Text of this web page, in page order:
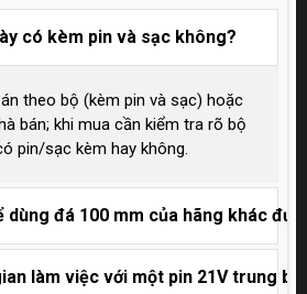
có kèm pin và sạc không?
theo bộ (kèm pin và sạc) hoặc
bán; khi mua cần kiểm tra rõ bộ
pin/sạc kèm hay không.
dùng đá 100 mm của hãng khác
làm việc với một pin 21V trung